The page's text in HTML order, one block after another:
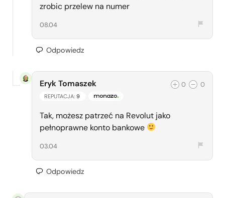
zrobic przelew na numer
08.04
Odpowiedz
Eryk Tomaszek
REPUTACJA: 9 ZESPÓŁ MONAZO
0 0
Tak, możesz patrzeć na Revolut jako
pełnoprawne konto bankowe
03.04
Odpowiedz